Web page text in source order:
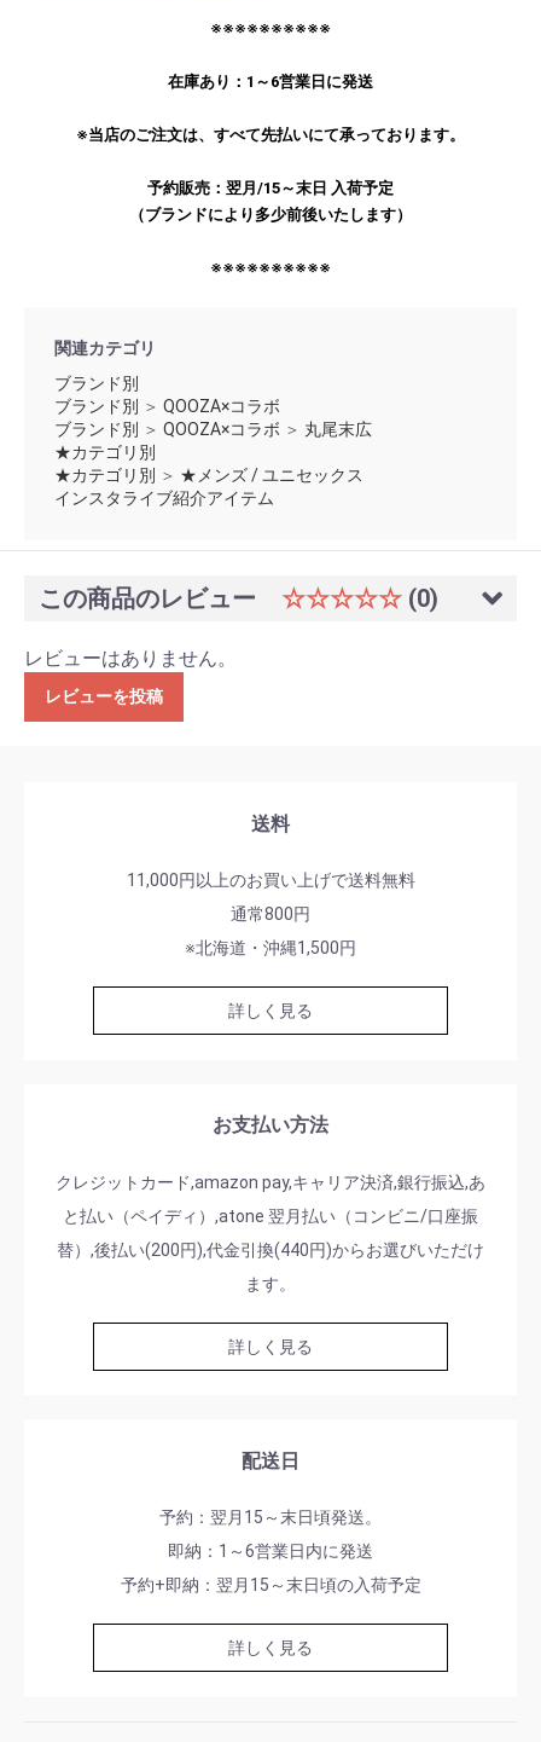
※※※※※※※※※※
在庫あり：1～6営業日に発送
※当店のご注文は、すべて先払いにて承っております。
予約販売：翌月/15～末日 入荷予定
（ブランドにより多少前後いたします）
※※※※※※※※※※
関連カテゴリ
ブランド別
ブランド別 ＞ QOOZA×コラボ
ブランド別 ＞ QOOZA×コラボ ＞ 丸尾末広
★カテゴリ別
★カテゴリ別 ＞ ★メンズ / ユニセックス
インスタライブ紹介アイテム
この商品のレビュー ☆☆☆☆☆ (0)
レビューはありません。
レビューを投稿
送料
11,000円以上のお買い上げで送料無料
通常800円
※北海道・沖縄1,500円
詳しく見る
お支払い方法
クレジットカード,amazon pay,キャリア決済,銀行振込,あ
と払い（ペイディ）,atone 翌月払い（コンビニ/口座振
替）,後払い(200円),代金引換(440円)からお選びいただけ
ます。
詳しく見る
配送日
予約：翌月15～末日頃発送。
即納：1～6営業日内に発送
予約+即納：翌月15～末日頃の入荷予定
詳しく見る